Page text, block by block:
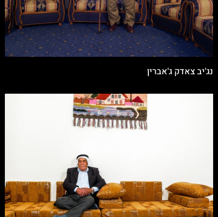
נג'יב צאדק ג'אברין